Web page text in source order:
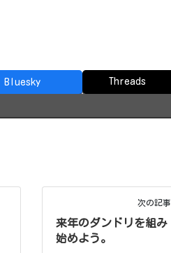
Bluesky Threads
次の記事
来年のダンドリを組み
始めよう。